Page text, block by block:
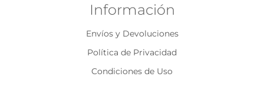
Información
Envíos y Devoluciones
Política de Privacidad
Condiciones de Uso